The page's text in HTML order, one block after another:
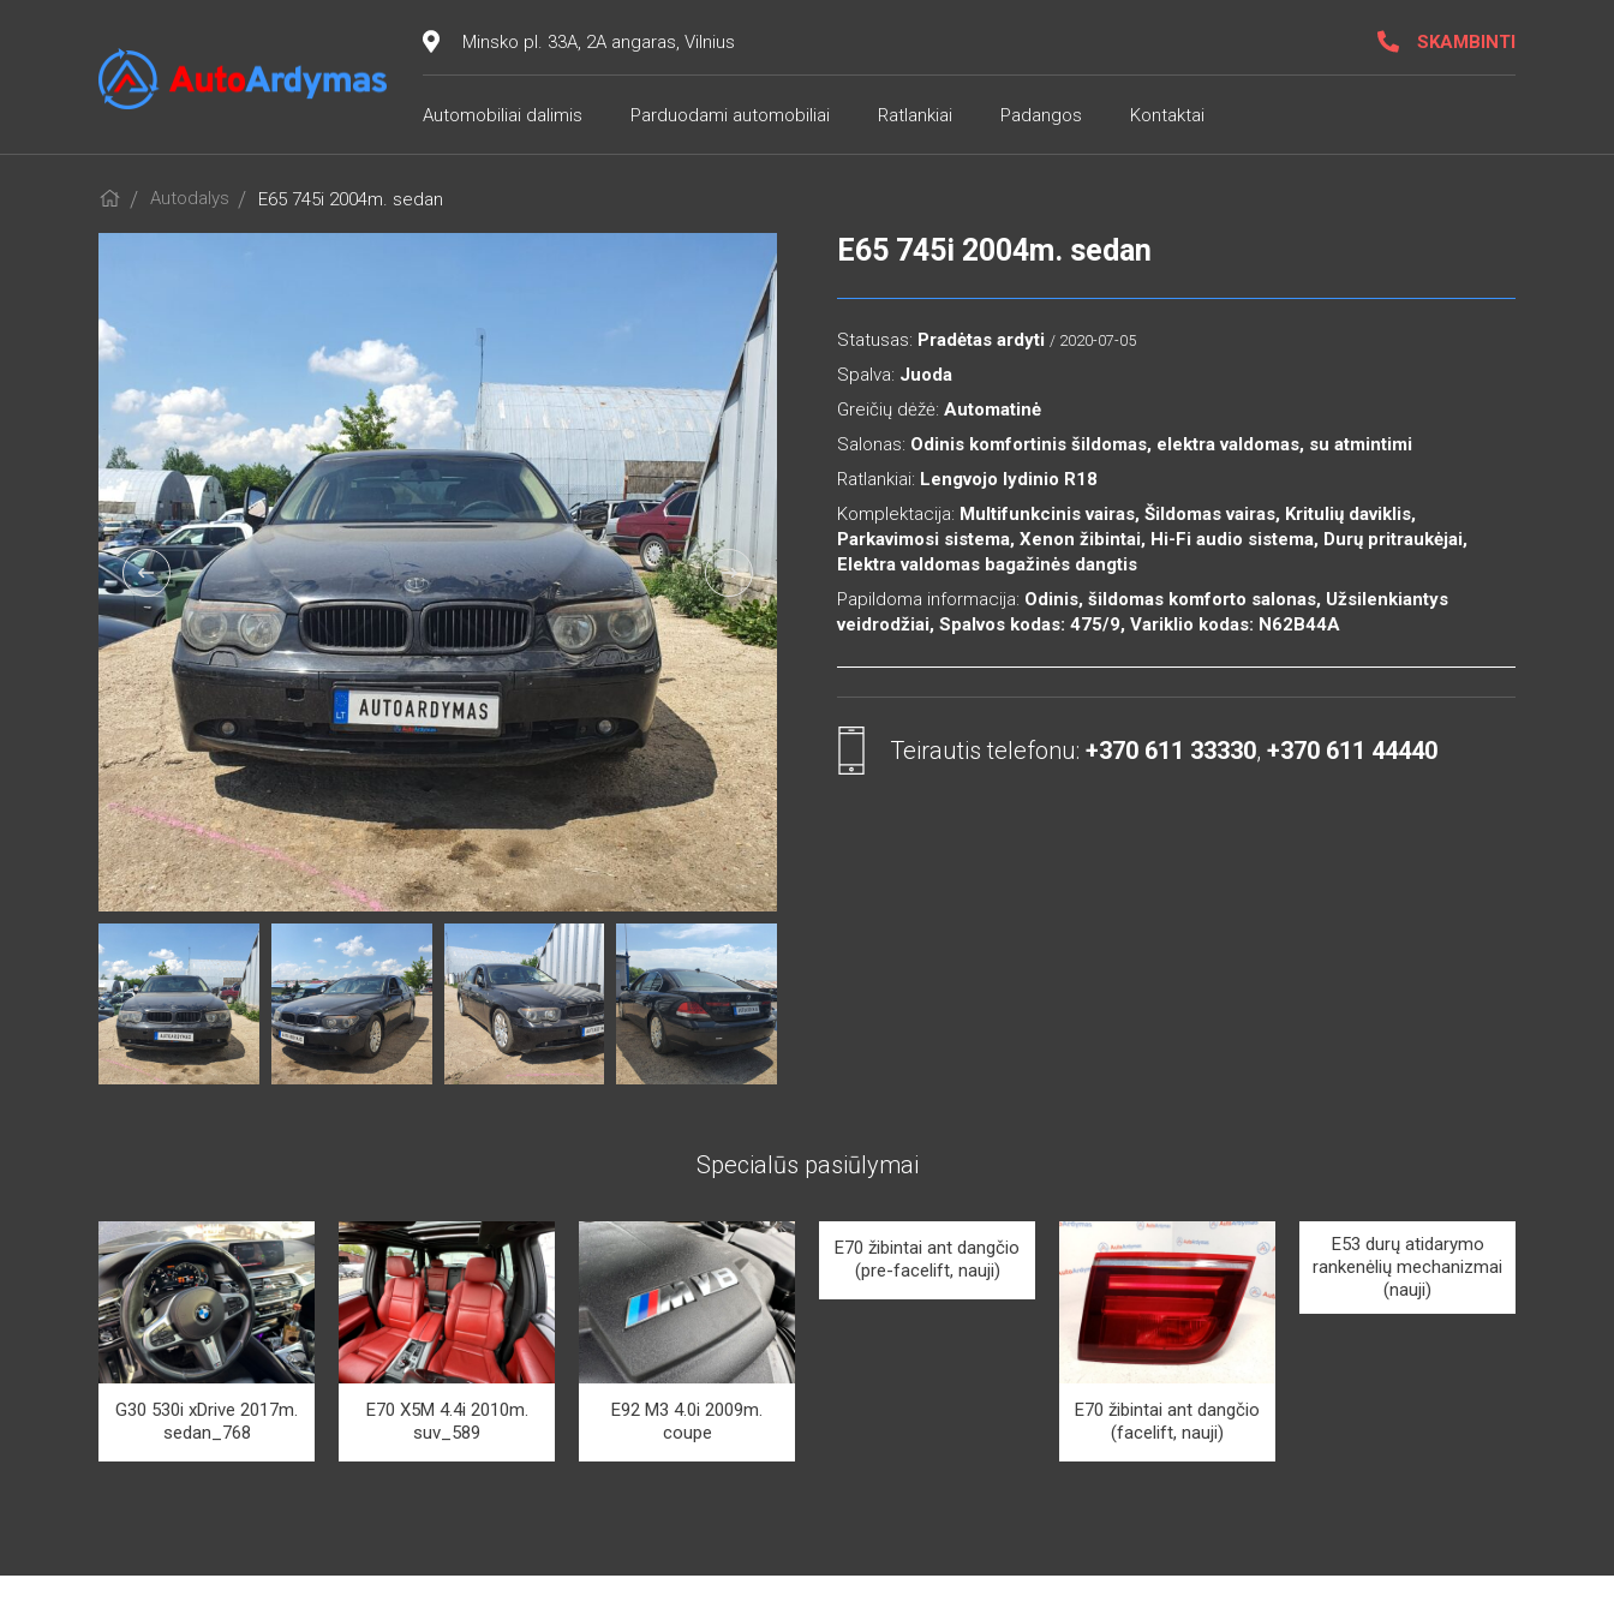
Minsko pl. 33A, 2A angaras, Vilnius SKAMBINTI
Automobiliai dalimis Parduodami automobiliai Ratlankiai Padangos Kontaktai
Autodalys E65 745i 2004m. sedan
E65 745i 2004m. sedan
Statusas: Pradėtas ardyti / 2020-07-05
Spalva: Juoda
Greičių dėžė: Automatinė
Salonas: Odinis komfortinis šildomas, elektra valdomas, su atmintimi
Ratlankiai: Lengvojo lydinio R18
Komplektacija: Multifunkcinis vairas, Šildomas vairas, Kritulių daviklis,
Parkavimosi sistema, Xenon žibintai, Hi-Fi audio sistema, Durų pritraukėjai,
Elektra valdomas bagažinės dangtis
Papildoma informacija: Odinis, šildomas komforto salonas, Užsilenkiantys
veidrodžiai, Spalvos kodas: 475/9, Variklio kodas: N62B44A
Teirautis telefonu: +370 611 33330, +370 611 44440
Specialūs pasiūlymai
G30 530i xDrive 2017m.
sedan_768
E70 X5M 4.4i 2010m.
suv_589
E92 M3 4.0i 2009m.
coupe
E70 žibintai ant dangčio
(pre-facelift, nauji)
E70 žibintai ant dangčio
(facelift, nauji)
E53 durų atidarymo
rankenėlių mechanizmai
(nauji)